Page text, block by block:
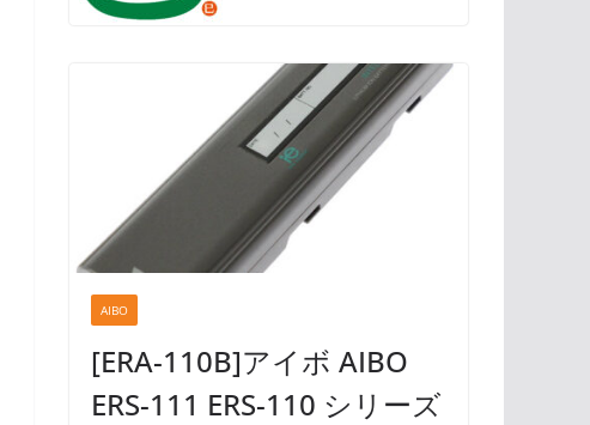
AIBO
[ERA-110B]アイボ AIBO
ERS-111 ERS-110 シリーズ